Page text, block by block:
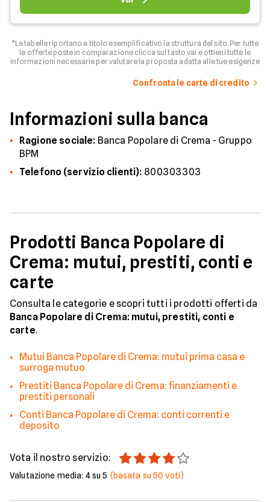
*Le tabelle riportano a titolo esemplificativo la struttura del sito. Per tutte
le offerte poste in comparazione clicca sul tasto vai e ottieni tutte le
informazioni necessarie per valutare la proposta adatta alle tue esigenze
Confronta le carte di credito
Informazioni sulla banca
Ragione sociale: Banca Popolare di Crema - Gruppo
BPM
Telefono (servizio clienti): 800303303
Prodotti Banca Popolare di
Crema: mutui, prestiti, conti e
carte
Consulta le categorie e scopri tutti i prodotti offerti da
Banca Popolare di Crema: mutui, prestiti, conti e
carte.
Mutui Banca Popolare di Crema: mutui prima casa e
surroga mutuo
Prestiti Banca Popolare di Crema: finanziamenti e
prestiti personali
Conti Banca Popolare di Crema: conti correnti e
deposito
Vota il nostro servizio:
Valutazione media: 4su 5 (basata su50 voti)